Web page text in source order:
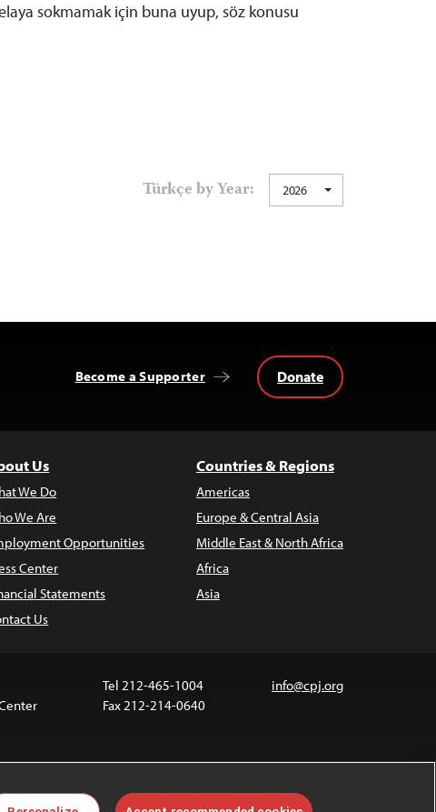
sokmamak için buna uyup, söz konusu
Türkçe by Year: 2026
Become a Supporter Donate
Us
We Do
We Are
Opportunities
Center
Statements
Us
Countries & Regions
Americas
Europe & Central Asia
Middle East & North Africa
Africa
Asia
Tel 212-465-1004
Fax 212-214-0640
info@cpj.org